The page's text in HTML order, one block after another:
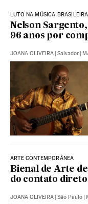
LUTO NA MÚSICA BRASILEIRA
Nelson
96 anos por
JOANA OLIVEIRA | Salvador |
ARTE CONTEMPORÂNEA
Bienal de Arte
do contato
JOANA OLIVEIRA | São Paulo |